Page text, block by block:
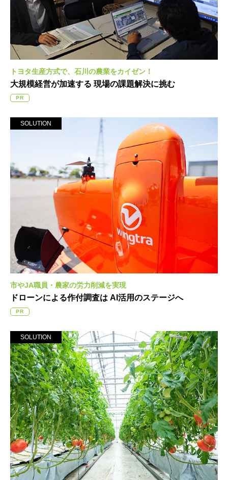
トヨタ生産方式で、石川の農業をカイゼン！
大規模経営が加速する 現場の課題解決に挑む
PR
SOLUTION
市やJA職員・農家の労力削減を実現
ドローンによる作付調査は AI活用のステージへ
PR
SOLUTION